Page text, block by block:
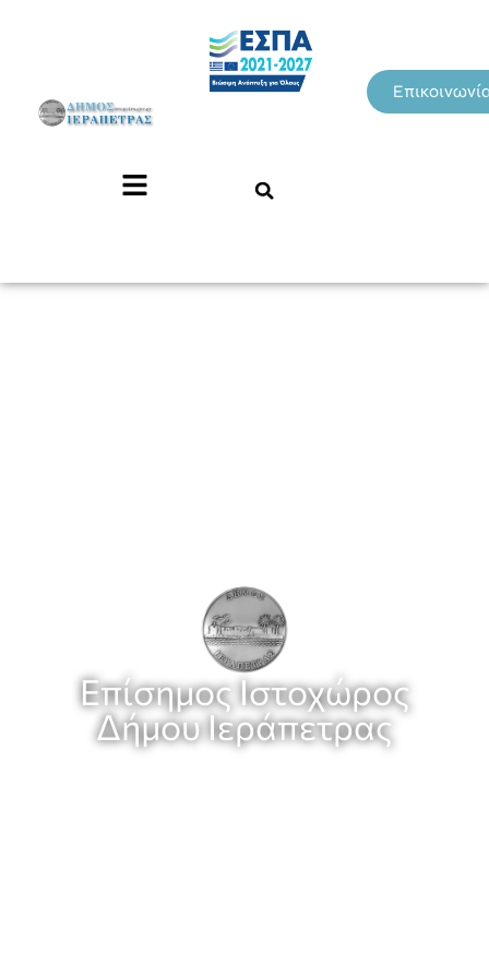
Επίσημος Ιστοχώρος
Δήμου Ιεράπετρας